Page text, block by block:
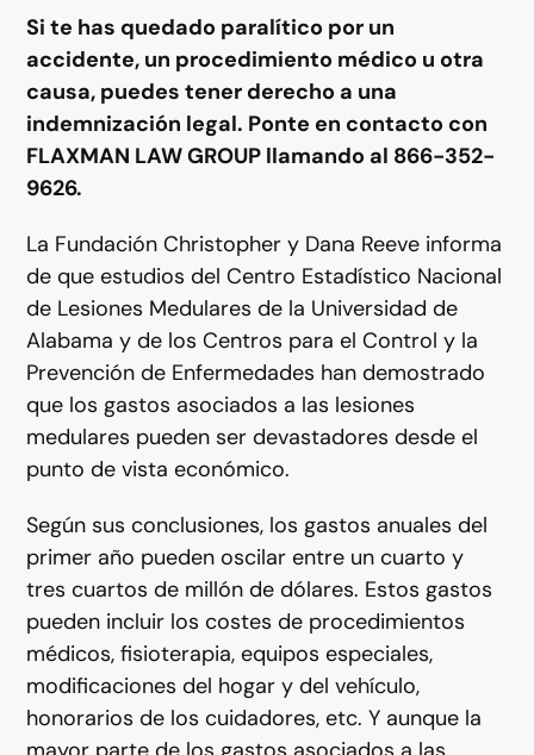
Si te has quedado paralítico por un
accidente, un procedimiento médico u otra
causa, puedes tener derecho a una
indemnización legal. Ponte en contacto con
FLAXMAN LAW GROUP llamando al 866-352-
9626.
La Fundación Christopher y Dana Reeve informa
de que estudios del Centro Estadístico Nacional
de Lesiones Medulares de la Universidad de
Alabama y de los Centros para el Control y la
Prevención de Enfermedades han demostrado
que los gastos asociados a las lesiones
medulares pueden ser devastadores desde el
punto de vista económico.
Según sus conclusiones, los gastos anuales del
primer año pueden oscilar entre un cuarto y
tres cuartos de millón de dólares. Estos gastos
pueden incluir los costes de procedimientos
médicos, fisioterapia, equipos especiales,
modificaciones del hogar y del vehículo,
honorarios de los cuidadores, etc. Y aunque la